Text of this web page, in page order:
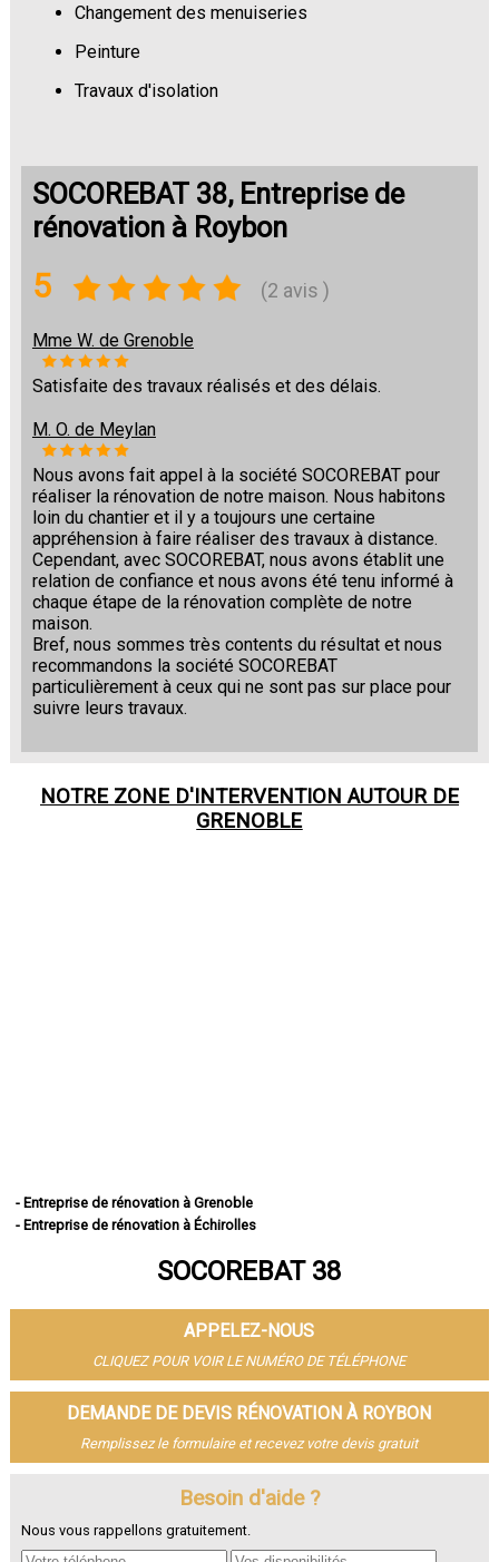
Changement des menuiseries
Peinture
Travaux d'isolation
SOCOREBAT 38, Entreprise de
rénovation à Roybon
5 (2 avis )
Mme W. de Grenoble
Satisfaite des travaux réalisés et des délais.
M. O. de Meylan
Nous avons fait appel à la société SOCOREBAT pour
réaliser la rénovation de notre maison. Nous habitons
loin du chantier et il y a toujours une certaine
appréhension à faire réaliser des travaux à distance.
Cependant, avec SOCOREBAT, nous avons établit une
relation de confiance et nous avons été tenu informé à
chaque étape de la rénovation complète de notre
maison.
Bref, nous sommes très contents du résultat et nous
recommandons la société SOCOREBAT
particulièrement à ceux qui ne sont pas sur place pour
suivre leurs travaux.
NOTRE ZONE D'INTERVENTION AUTOUR DE
GRENOBLE
- Entreprise de rénovation à Grenoble
- Entreprise de rénovation à Échirolles
- Entreprise de rénovation à Vienne
- Entreprise de rénovation à Fontaine
- Entreprise de rénovation à Voiron
- Entreprise de rénovation à Villefontaine
- Entreprise de rénovation à Meylan
- Entreprise de rénovation à Saint-Égrève
- Entreprise de rénovation à L'Isle-d'Abeau
- Entreprise de rénovation à Seyssinet-Pariset
- Entreprise de rénovation à Sassenage
- Entreprise de rénovation à Eybens
SOCOREBAT 38
APPELEZ-NOUS
CLIQUEZ POUR VOIR LE NUMÉRO DE TÉLÉPHONE
DEMANDE DE DEVIS RÉNOVATION À ROYBON
Remplissez le formulaire et recevez votre devis gratuit
Besoin d'aide ?
Nous vous rappellons gratuitement.